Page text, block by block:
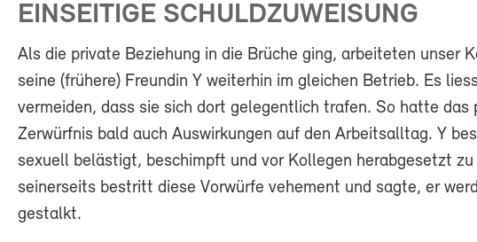
EINSEITIGE SCHULDZUWEISUNG
Als die private Beziehung in die Brüche ging, arbeiteten unser
seine (frühere) Freundin Y weiterhin im gleichen Betrieb. Es
vermeiden, dass sie sich dort gelegentlich trafen. So hatte das
Zerwürfnis bald auch Auswirkungen auf den Arbeitsalltag. Y
sexuell belästigt, beschimpft und vor Kollegen herabgesetzt zu
seinerseits bestritt diese Vorwürfe vehement und sagte, er
gestalkt.